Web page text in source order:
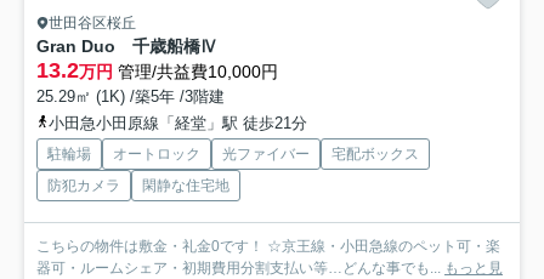
世田谷区桜丘
Gran Duo 千歳船橋Ⅳ
13.2万円 管理/共益費10,000円
25.29㎡ (1K) /築5年 /3階建
小田急小田原線「経堂」駅 徒歩21分
駐輪場 オートロック 光ファイバー
宅配ボックス
防犯カメラ
閑静な住宅地
こちらの物件は敷金・礼金0です！ ☆京王線・小田急線のペット可・楽
器可・ルームシェア・初期費用分割支払い等…どんな事でも... もっと見